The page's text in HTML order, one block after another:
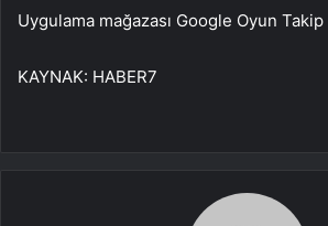
Uygulama mağazası Google Oyun
KAYNAK: HABER7